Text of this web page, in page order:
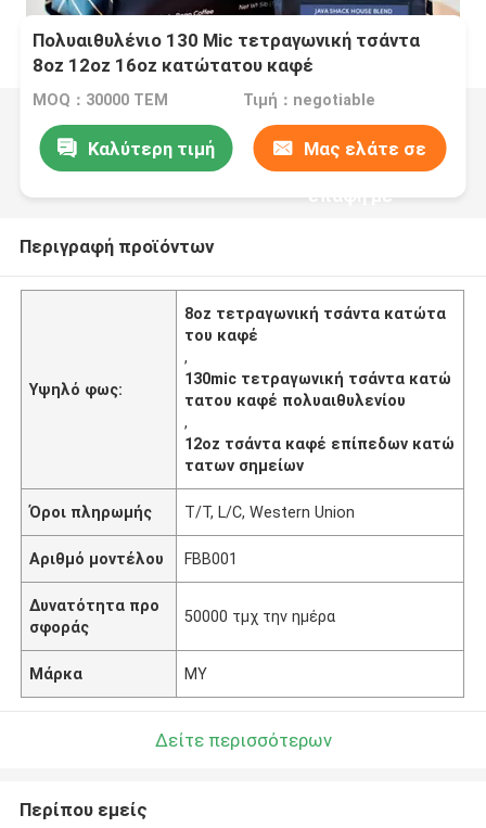
Πολυαιθυλένιο 130 Mic τετραγωνική τσάντα
8oz 12oz 16oz κατώτατου καφέ
MOQ：30000 ΤΕΜ Τιμή：negotiable
Καλύτερη τιμή Μας ελάτε σε
επαφή με
Περιγραφή προϊόντων
Υψηλό φως:
8oz τετραγωνική τσάντα κατώτα
του καφέ
,
130mic τετραγωνική τσάντα κατώ
τατου καφέ πολυαιθυλενίου
,
12oz τσάντα καφέ επίπεδων κατώ
τατων σημείων
Όροι πληρωμής T/T, L/C, Western Union
Αριθμό μοντέλου FBB001
Δυνατότητα προ
σφοράς
50000 τμχ την ημέρα
Μάρκα MY
Δείτε περισσότερων
Περίπου εμείς